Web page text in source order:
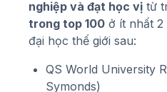
nghiệp và đạt học vị từ
trong top 100 ở ít nhất 2
đại học thế giới sau:
QS World University
Symonds)